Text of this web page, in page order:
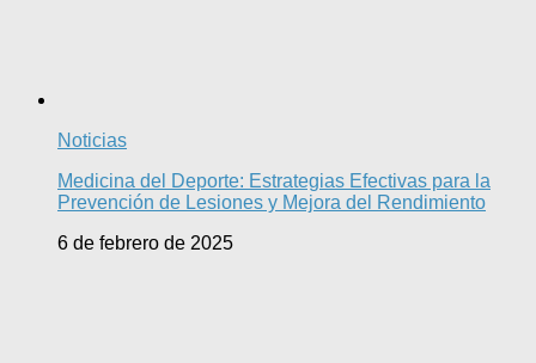
Noticias
Medicina del Deporte: Estrategias Efectivas para la
Prevención de Lesiones y Mejora del Rendimiento
6 de febrero de 2025